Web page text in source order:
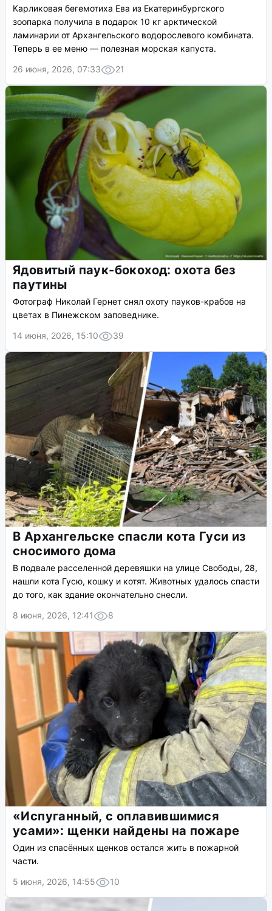
Карликовая бегемотиха Ева из Екатеринбургского
зоопарка получила в подарок 10 кг арктической
ламинарии от Архангельского водорослевого комбината.
Теперь в ее меню — полезная морская капуста.
26 июня, 2026, 07:33
21
Ядовитый паук-бокоход: охота без
паутины
Фотограф Николай Гернет снял охоту пауков-крабов на
цветах в Пинежском заповеднике.
14 июня, 2026, 15:10
39
В Архангельске спасли кота Гуси из
сносимого дома
В подвале расселенной деревяшки на улице Свободы, 28,
нашли кота Гусю, кошку и котят. Животных удалось спасти
до того, как здание окончательно снесли.
8 июня, 2026, 12:41
8
«Испуганный, с оплавившимися
усами»: щенки найдены на пожаре
Один из спасённых щенков остался жить в пожарной
части.
5 июня, 2026, 14:55
10